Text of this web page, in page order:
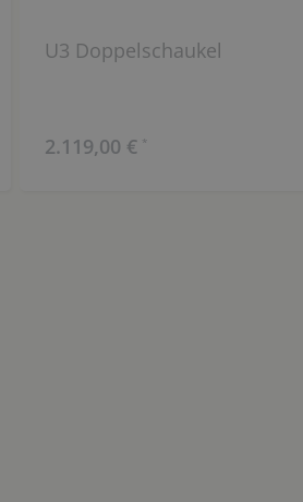
U3 Doppelschaukel
2.119,00 € *